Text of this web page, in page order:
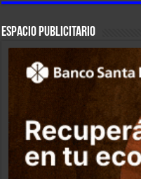
ESPACIO PUBLICITARIO